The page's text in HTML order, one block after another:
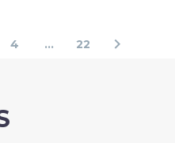
4 … 22